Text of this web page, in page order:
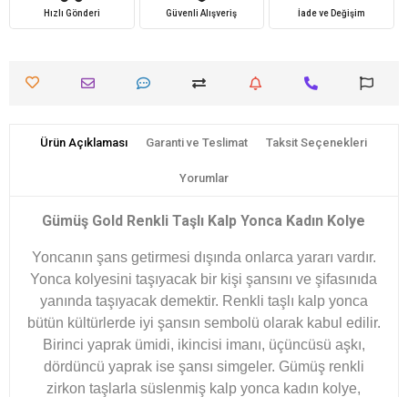
Hızlı Gönderi Güvenli Alışveriş İade ve Değişim
Ürün Açıklaması Garanti ve Teslimat Taksit Seçenekleri
Yorumlar
Gümüş Gold Renkli Taşlı Kalp Yonca Kadın Kolye
Yoncanın şans getirmesi dışında onlarca yararı vardır.
Yonca kolyesini taşıyacak bir kişi şansını ve şifasınıda
yanında taşıyacak demektir. Renkli taşlı kalp yonca
bütün kültürlerde iyi şansın sembolü olarak kabul edilir.
Birinci yaprak ümidi, ikincisi imanı, üçüncüsü aşkı,
dördüncü yaprak ise şansı simgeler. Gümüş renkli
zirkon taşlarla süslenmiş kalp yonca kadın kolye,